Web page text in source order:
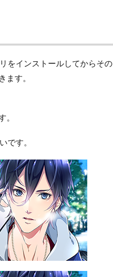
をインストールしてからその
ます。
。
です。